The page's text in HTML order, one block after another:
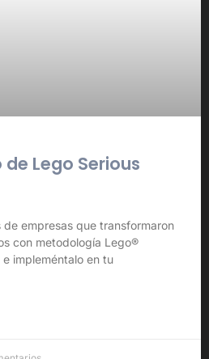
Lego Serious
de empresas que transformaron
con metodología Lego®
impleméntalo en tu